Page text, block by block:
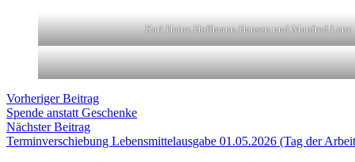
Karl Heinz Hoffmann Hansen und Manfred Lenz
Beitragsnavigation
Vorheriger BeitragVorheriger
Beitrag:
Spende anstatt Geschenke
Nächster BeitragNächster
Beitrag:
Terminverschiebung Lebensmittelausgabe 01.05.2026 (Tag der